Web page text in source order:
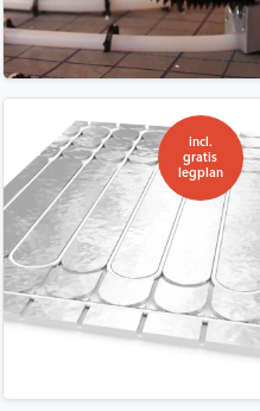
incl.
gratis
legplan